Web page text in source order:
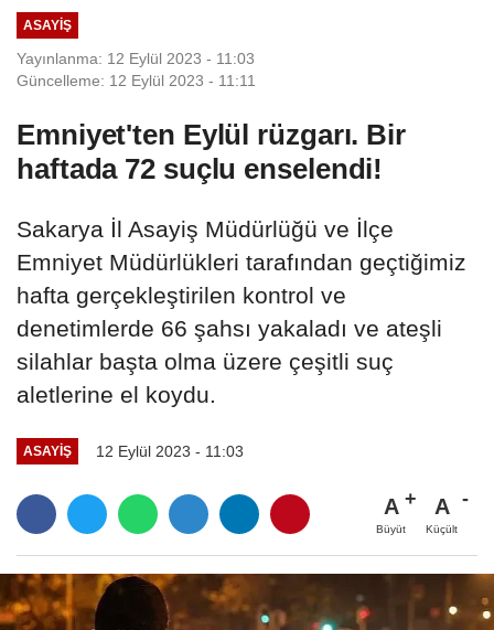
ASAYIŞ
Yayınlanma: 12 Eylül 2023 - 11:03
Güncelleme: 12 Eylül 2023 - 11:11
Emniyet'ten Eylül rüzgarı. Bir
haftada 72 suçlu enselendi!
Sakarya İl Asayiş Müdürlüğü ve İlçe
Emniyet Müdürlükleri tarafından geçtiğimiz
hafta gerçekleştirilen kontrol ve
denetimlerde 66 şahsı yakaladı ve ateşli
silahlar başta olma üzere çeşitli suç
aletlerine el koydu.
ASAYIŞ 12 Eylül 2023 - 11:03
A
Büyüt
A
Küçült